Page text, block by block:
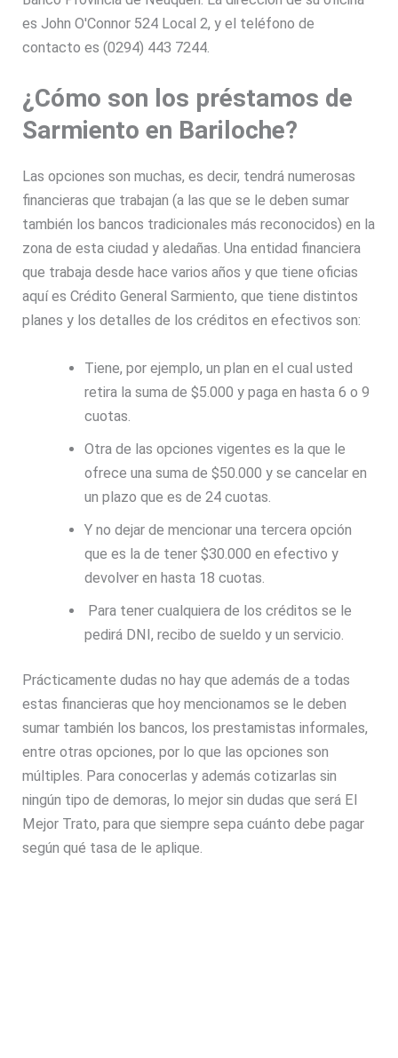
es John O'Connor 524 Local 2, y el teléfono de
contacto es (0294) 443 7244.
¿Cómo son los préstamos de
Sarmiento en Bariloche?
Las opciones son muchas, es decir, tendrá numerosas
financieras que trabajan (a las que se le deben sumar
también los bancos tradicionales más reconocidos) en la
zona de esta ciudad y aledañas. Una entidad financiera
que trabaja desde hace varios años y que tiene oficias
aquí es Crédito General Sarmiento, que tiene distintos
planes y los detalles de los créditos en efectivos son:
Tiene, por ejemplo, un plan en el cual usted
retira la suma de $5.000 y paga en hasta 6 o 9
cuotas.
Otra de las opciones vigentes es la que le
ofrece una suma de $50.000 y se cancelar en
un plazo que es de 24 cuotas.
Y no dejar de mencionar una tercera opción
que es la de tener $30.000 en efectivo y
devolver en hasta 18 cuotas.
Para tener cualquiera de los créditos se le
pedirá DNI, recibo de sueldo y un servicio.
Prácticamente dudas no hay que además de a todas
estas financieras que hoy mencionamos se le deben
sumar también los bancos, los prestamistas informales,
entre otras opciones, por lo que las opciones son
múltiples. Para conocerlas y además cotizarlas sin
ningún tipo de demoras, lo mejor sin dudas que será El
Mejor Trato, para que siempre sepa cuánto debe pagar
según qué tasa de le aplique.